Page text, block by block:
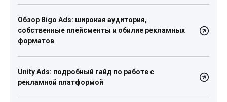
Обзор Bigo Ads: широкая аудитория,
собственные плейсменты и обилие рекламных
форматов
Unity Ads: подробный гайд по работе с
рекламной платформой